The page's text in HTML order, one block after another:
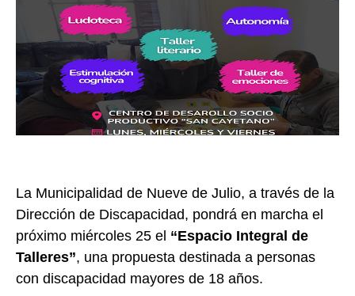
La Municipalidad de Nueve de Julio, a través de la
Dirección de Discapacidad, pondrá en marcha el
próximo miércoles 25 el “Espacio Integral de
Talleres”, una propuesta destinada a personas
con discapacidad mayores de 18 años.